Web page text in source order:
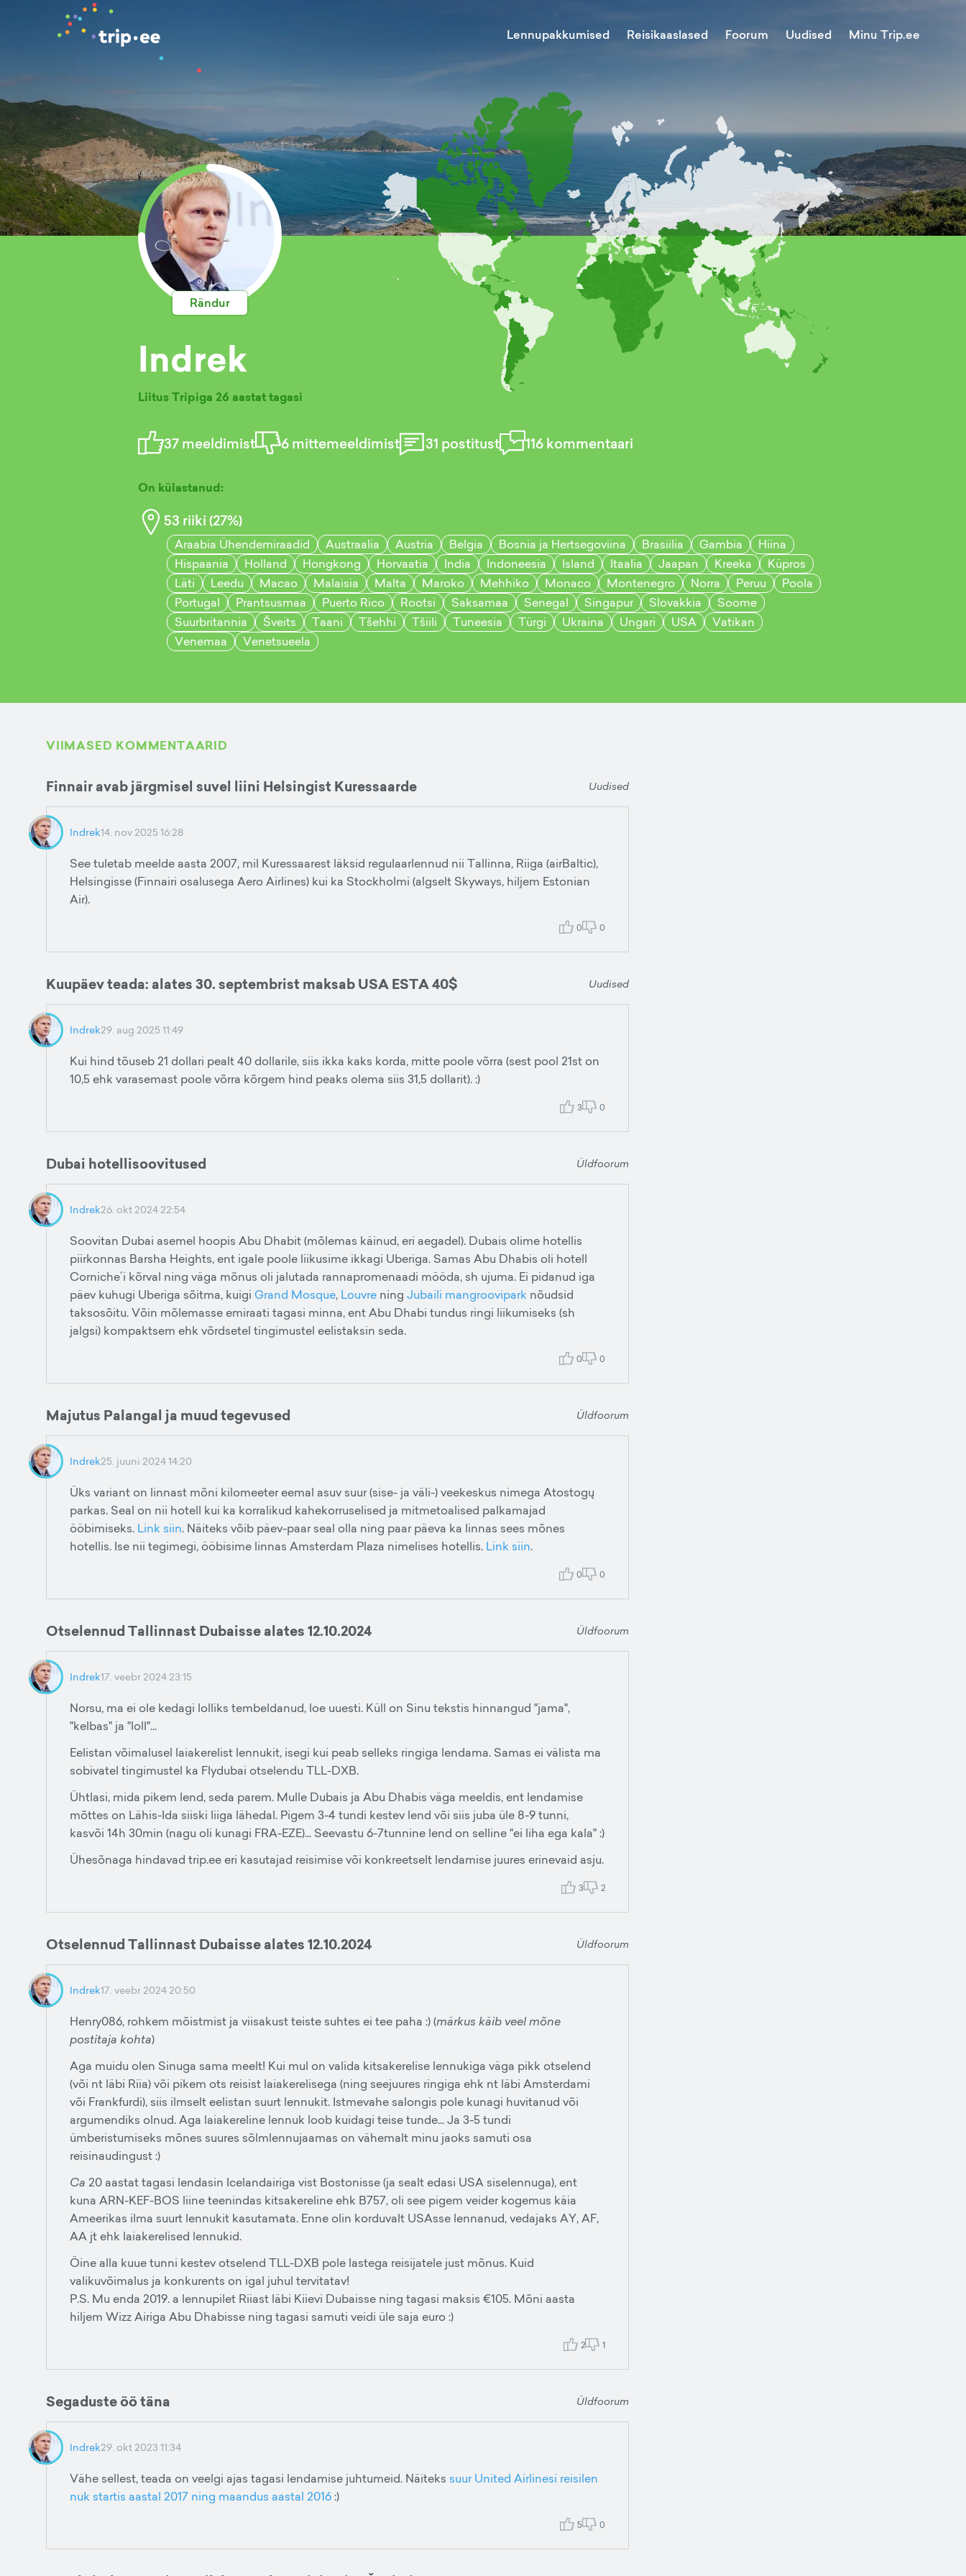
Lennupakkumised Reisikaaslased Foorum Uudised Minu Trip.ee
Rändur
Indrek
Liitus Tripiga 26 aastat tagasi
37meeldimist 6mittemeeldimist 31 postitust 116kommentaari
On külastanud:
53 riiki (27%)
Araabia Ühendemiraadid Austraalia Austria Belgia Bosnia ja Hertsegoviina Brasiilia Gambia
Hiina
Hispaania
Holland Hongkong Horvaatia India Indoneesia Island Itaalia Jaapan Kreeka
Küpros
Läti
Leedu Macao Malaisia Malta Maroko Mehhiko Monaco Montenegro Norra Peruu
Poola
Portugal
Prantsusmaa Puerto Rico Rootsi Saksamaa Senegal Singapur Slovakkia
Soome
Suurbritannia
Šveits Taani Tšehhi Tšiili Tuneesia Türgi Ukraina Ungari USA
Vatikan
Venemaa
Venetsueela
VIIMASED KOMMENTAARID
Finnair avab järgmisel suvel liini Helsingist Kuressaarde Uudised
Indrek14. nov 2025 16:28
See tuletab meelde aasta 2007, mil Kuressaarest läksid regulaarlennud nii Tallinna, Riiga (airBaltic),
Helsingisse (Finnairi osalusega Aero Airlines) kui ka Stockholmi (algselt Skyways, hiljem Estonian
Air).
0 0
Kuupäev teada: alates 30. septembrist maksab USA ESTA 40$ Uudised
Indrek29. aug 2025 11:49
Kui hind tõuseb 21 dollari pealt 40 dollarile, siis ikka kaks korda, mitte poole võrra (sest pool 21st on
10,5 ehk varasemast poole võrra kõrgem hind peaks olema siis 31,5 dollarit). :)
3 0
Dubai hotellisoovitused Üldfoorum
Indrek26. okt 2024 22:54
Soovitan Dubai asemel hoopis Abu Dhabit (mõlemas käinud, eri aegadel). Dubais olime hotellis
piirkonnas Barsha Heights, ent igale poole liikusime ikkagi Uberiga. Samas Abu Dhabis oli hotell
Corniche´i kõrval ning väga mõnus oli jalutada rannapromenaadi mööda, sh ujuma. Ei pidanud iga
päev kuhugi Uberiga sõitma, kuigi Grand Mosque, Louvre ning Jubaili mangroovipark nõudsid
taksosõitu. Võin mõlemasse emiraati tagasi minna, ent Abu Dhabi tundus ringi liikumiseks (sh
jalgsi) kompaktsem ehk võrdsetel tingimustel eelistaksin seda.
0 0
Majutus Palangal ja muud tegevused Üldfoorum
Indrek25. juuni 2024 14:20
Üks variant on linnast mõni kilomeeter eemal asuv suur (sise- ja väli-) veekeskus nimega Atostogų
parkas. Seal on nii hotell kui ka korralikud kahekorruselised ja mitmetoalised palkamajad
ööbimiseks. Link siin. Näiteks võib päev-paar seal olla ning paar päeva ka linnas sees mõnes
hotellis. Ise nii tegimegi, ööbisime linnas Amsterdam Plaza nimelises hotellis. Link siin.
0 0
Otselennud Tallinnast Dubaisse alates 12.10.2024 Üldfoorum
Indrek17. veebr 2024 23:15
Norsu, ma ei ole kedagi lolliks tembeldanud, loe uuesti. Küll on Sinu tekstis hinnangud "jama",
"kelbas" ja "loll"...
Eelistan võimalusel laiakerelist lennukit, isegi kui peab selleks ringiga lendama. Samas ei välista ma
sobivatel tingimustel ka Flydubai otselendu TLL-DXB.
Ühtlasi, mida pikem lend, seda parem. Mulle Dubais ja Abu Dhabis väga meeldis, ent lendamise
mõttes on Lähis-Ida siiski liiga lähedal. Pigem 3-4 tundi kestev lend või siis juba üle 8-9 tunni,
kasvõi 14h 30min (nagu oli kunagi FRA-EZE)... Seevastu 6-7tunnine lend on selline "ei liha ega kala" :)
Ühesõnaga hindavad trip.ee eri kasutajad reisimise või konkreetselt lendamise juures erinevaid asju.
3 2
Otselennud Tallinnast Dubaisse alates 12.10.2024 Üldfoorum
Indrek17. veebr 2024 20:50
Henry086, rohkem mõistmist ja viisakust teiste suhtes ei tee paha :) (märkus käib veel mõne
postitaja kohta)
Aga muidu olen Sinuga sama meelt! Kui mul on valida kitsakerelise lennukiga väga pikk otselend
(või nt läbi Riia) või pikem ots reisist laiakerelisega (ning seejuures ringiga ehk nt läbi Amsterdami
või Frankfurdi), siis ilmselt eelistan suurt lennukit. Istmevahe salongis pole kunagi huvitanud või
argumendiks olnud. Aga laiakereline lennuk loob kuidagi teise tunde... Ja 3-5 tundi
ümberistumiseks mõnes suures sõlmlennujaamas on vähemalt minu jaoks samuti osa
reisinaudingust :)
Ca 20 aastat tagasi lendasin Icelandairiga vist Bostonisse (ja sealt edasi USA siselennuga), ent
kuna ARN-KEF-BOS liine teenindas kitsakereline ehk B757, oli see pigem veider kogemus käia
Ameerikas ilma suurt lennukit kasutamata. Enne olin korduvalt USAsse lennanud, vedajaks AY, AF,
AA jt ehk laiakerelised lennukid.
Öine alla kuue tunni kestev otselend TLL-DXB pole lastega reisijatele just mõnus. Kuid
valikuvõimalus ja konkurents on igal juhul tervitatav!
P.S. Mu enda 2019. a lennupilet Riiast läbi Kiievi Dubaisse ning tagasi maksis €105. Mõni aasta
hiljem Wizz Airiga Abu Dhabisse ning tagasi samuti veidi üle saja euro :)
2 1
Segaduste öö täna Üldfoorum
Indrek29. okt 2023 11:34
Vähe sellest, teada on veelgi ajas tagasi lendamise juhtumeid. Näiteks suur United Airlinesi reisilen
nuk startis aastal 2017 ning maandus aastal 2016:)
5 0